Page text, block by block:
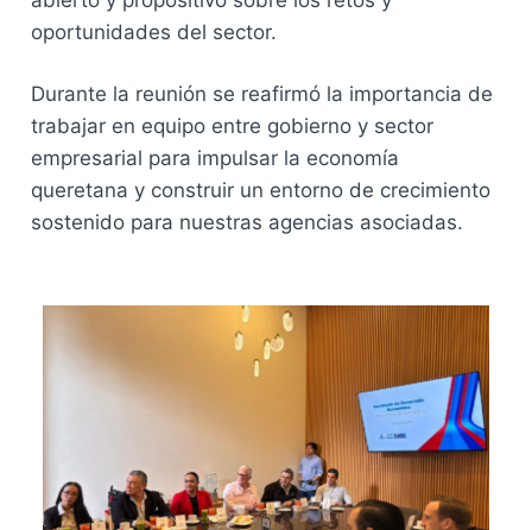
oportunidades del sector.
Durante la reunión se reafirmó la importancia de
trabajar en equipo entre gobierno y sector
empresarial para impulsar la economía
queretana y construir un entorno de crecimiento
sostenido para nuestras agencias asociadas.